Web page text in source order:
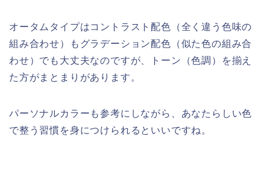
オータムタイプはコントラスト配色（全く違う色味の
組み合わせ）もグラデーション配色（似た色の組み合
わせ）でも大丈夫なのですが、トーン（色調）を揃え
た方がまとまりがあります。
パーソナルカラーも参考にしながら、あなたらしい色
で整う習慣を身につけられるといいですね。